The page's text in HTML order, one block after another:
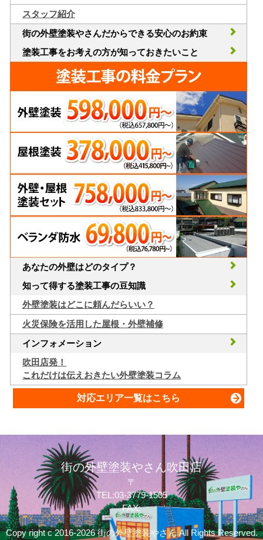
スタッフ紹介
街の外壁塗装やさんだからできる安心のお約束
塗装工事をお考えの方が知っておきたいこと
あなたの外壁はどのタイプ？
知って得する塗装工事の豆知識
外壁塗装はどこに頼んだらいい？
火災保険を活用した屋根・外壁補修
インフォメーション
吹田店発！
これだけは伝えおきたい外壁塗装コラム
対応エリア一覧はこちら
街の外壁塗装やさん吹田店
〒
TEL:03-3779-1505
FAX:
Copy right c 2016-2026 街の外壁塗装やさん All Rights Reserved.